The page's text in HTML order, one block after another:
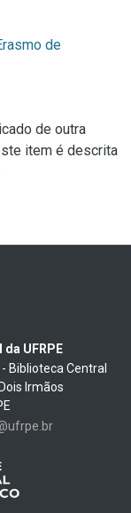
de
de outra
item é descrita
UFRPE
Biblioteca Central
Irmãos